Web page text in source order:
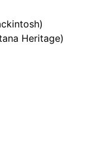
Heritage)